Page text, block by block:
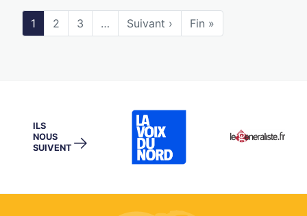
1 2 3 … Suivant › Fin »
ILS
NOUS
SUIVENT →